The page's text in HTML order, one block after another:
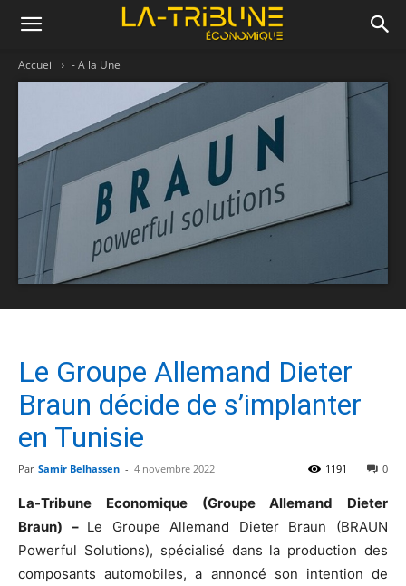
Accueil - A la Une
Le Groupe Allemand Dieter
Braun décide de s’implanter
en Tunisie
Par Samir Belhassen - 4 novembre 2022 0
1191
La-Tribune Economique (Groupe Allemand Dieter
Braun) – Le Groupe Allemand Dieter Braun (BRAUN
Powerful Solutions), spécialisé dans la production des
composants automobiles, a annoncé son intention de